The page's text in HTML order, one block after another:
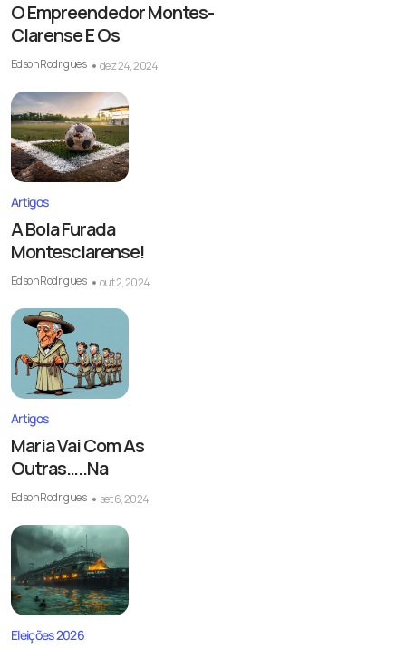
O Empreendedor Montes-
Clarense E Os
Edson Rodrigues dez 24, 2024
Artigos
A Bola Furada
Montesclarense!
Edson Rodrigues out 2, 2024
Artigos
Maria Vai Com As
Outras…..Na
Edson Rodrigues set 6, 2024
Eleições 2026